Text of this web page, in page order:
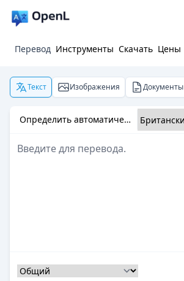
Перевод Инструменты Скачать Цены
Текст Изображения Документы
Определить автоматически